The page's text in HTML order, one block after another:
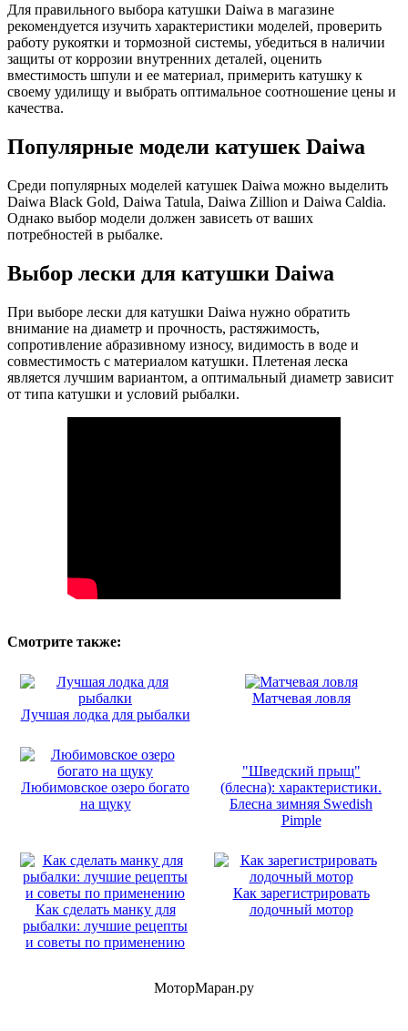
Для правильного выбора катушки Daiwa в магазине
рекомендуется изучить характеристики моделей, проверить
работу рукоятки и тормозной системы, убедиться в наличии
защиты от коррозии внутренних деталей, оценить
вместимость шпули и ее материал, примерить катушку к
своему удилищу и выбрать оптимальное соотношение цены и
качества.
Популярные модели катушек Daiwa
Среди популярных моделей катушек Daiwa можно выделить
Daiwa Black Gold, Daiwa Tatula, Daiwa Zillion и Daiwa Caldia.
Однако выбор модели должен зависеть от ваших
потребностей в рыбалке.
Выбор лески для катушки Daiwa
При выборе лески для катушки Daiwa нужно обратить
внимание на диаметр и прочность, растяжимость,
сопротивление абразивному износу, видимость в воде и
совместимость с материалом катушки. Плетеная леска
является лучшим вариантом, а оптимальный диаметр зависит
от типа катушки и условий рыбалки.
Смотрите также:
Лучшая лодка для рыбалки
Матчевая ловля
Любимовское озеро богато
на щуку
"Шведский прыщ"
(блесна): характеристики.
Блесна зимняя Swedish
Pimple
Как сделать манку для
рыбалки: лучшие рецепты
и советы по применению
Как зарегистрировать
лодочный мотор
МоторМаран.ру